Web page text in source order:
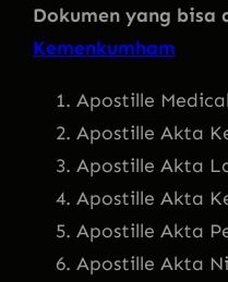
Dokumen yang bisa
Kemenkumham
Apostille
Apostille Akta
Apostille Akta
Apostille Akta
Apostille Akta
Apostille Akta